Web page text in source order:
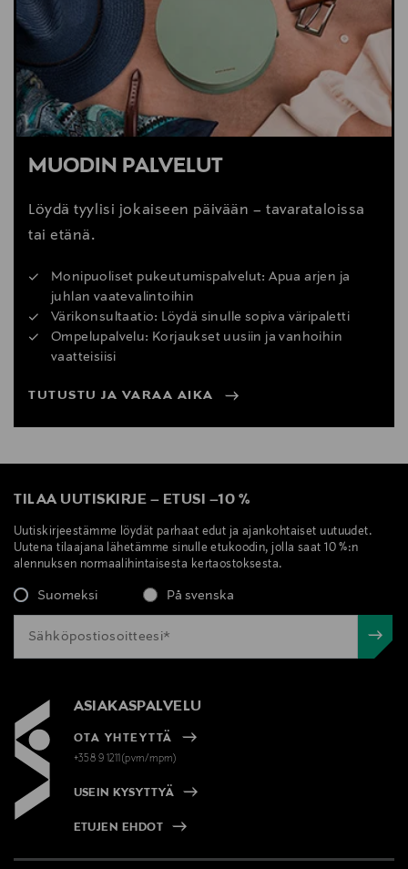
MUODIN PALVELUT
Löydä tyylisi jokaiseen päivään – tavarataloissa
tai etänä.
Monipuoliset pukeutumispalvelut: Apua arjen ja
juhlan vaatevalintoihin
Värikonsultaatio: Löydä sinulle sopiva väripaletti
Ompelupalvelu: Korjaukset uusiin ja vanhoihin
vaatteisiisi
TUTUSTU JA VARAA AIKA
TILAA UUTISKIRJE – ETUSI –10 %
Uutiskirjeestämme löydät parhaat edut ja ajankohtaiset uutuudet.
Uutena tilaajana lähetämme sinulle etukoodin, jolla saat 10 %:n
alennuksen normaalihintaisesta kertaostoksesta.
Suomeksi På svenska
ASIAKASPALVELU
OTA YHTEYTTÄ
+358 9 1211(pvm/mpm)
USEIN KYSYTTYÄ
ETUJEN EHDOT